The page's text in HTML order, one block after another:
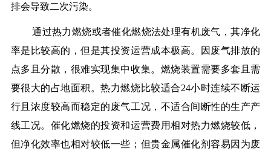
排会导致二次污染。
通过热力燃烧或者催化燃烧法处理有机废气，其净化
率是比较高的，但是其投资运营成本极高。因废气排放的
点多且分散，很难实现集中收集。燃烧装置需要多套且需
要很大的占地面积。热力燃烧比较适合24小时连续不断运
行且浓度较高而稳定的废气工况，不适合间断性的生产产
线工况。催化燃烧的投资和运营费用相对热力燃烧较低，
但净化效率也相对较低一些；但贵金属催化剂容易因为废